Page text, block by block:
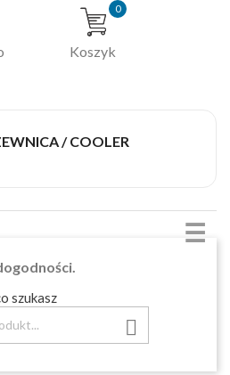
0
Koszyk
/ COOLER
szukasz

☰